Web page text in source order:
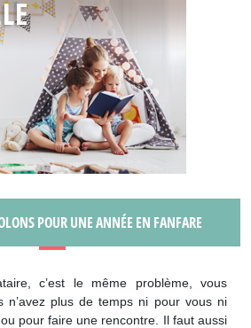
POUR UNE ANNÉE EN FANFARE
c’est le même problème, vous
n’avez plus de temps ni pour vous ni
pour faire une rencontre. Il faut aussi